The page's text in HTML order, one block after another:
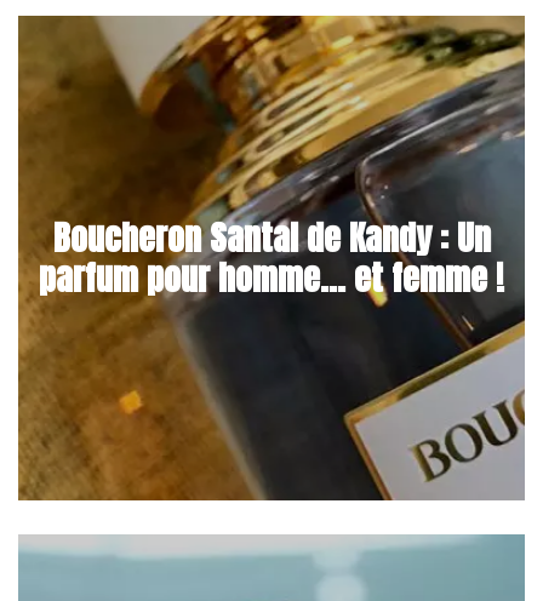
Boucheron Santal de Kandy : Un
parfum pour homme… et femme !